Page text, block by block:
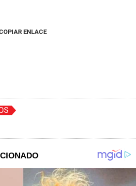
ENLACE